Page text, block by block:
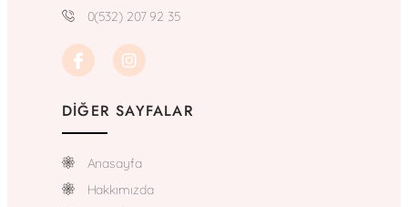
0(532) 207 92 35
DIĞER SAYFALAR
Anasayfa
Hakkımızda